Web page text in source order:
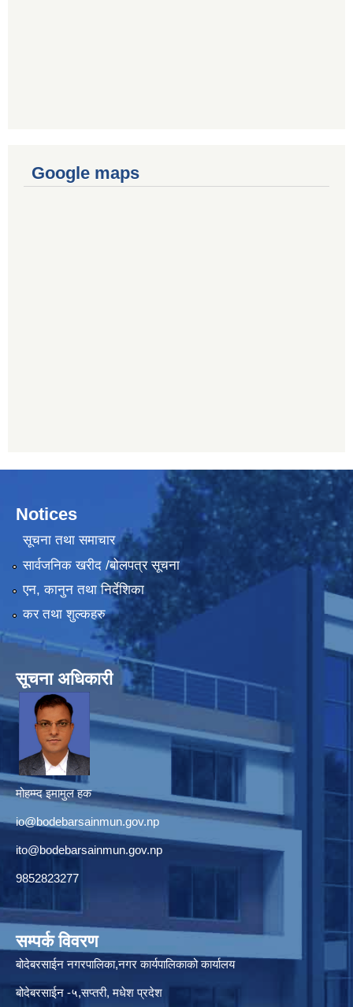
Google maps
Notices
सूचना तथा समाचार
सार्वजनिक खरीद /बोलपत्र सूचना
एन, कानुन तथा निर्देशिका
कर तथा शुल्कहरु
सूचना अधिकारी
मोहम्म्द इमामुल हक
io@bodebarsainmun.gov.np
ito@bodebarsainmun.gov.np
9852823277
सम्पर्क विवरण
बोदेबरसाईन नगरपालिका,नगर कार्यपालिकाको कार्यालय
बोदेबरसाईन -५,सप्तरी, मधेश प्रदेश